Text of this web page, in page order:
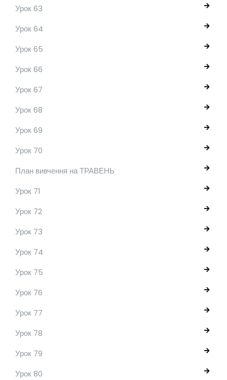
Урок 63
Урок 64
Урок 65
Урок 66
Урок 67
Урок 68
Урок 69
Урок 70
План вивчення на ТРАВЕНЬ
Урок 71
Урок 72
Урок 73
Урок 74
Урок 75
Урок 76
Урок 77
Урок 78
Урок 79
Урок 80